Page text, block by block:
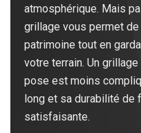
atmosphérique. Mais
grillage vous permet
patrimoine tout en
votre terrain. Un
pose est moins
long et sa durabilité
satisfaisante.